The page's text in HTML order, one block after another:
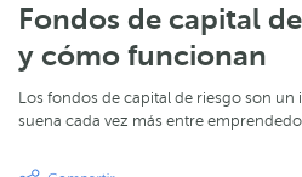
Fondos de capital
y cómo funcionan
Los fondos de capital de riesgo son
suena cada vez más entre